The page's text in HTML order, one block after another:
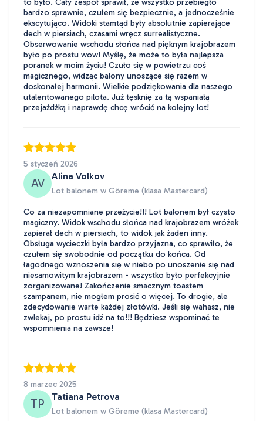
to było. Cały zespół sprawił, że wszystko przebiegło
bardzo sprawnie, czułem się bezpiecznie, a jednocześnie
ekscytująco. Widoki stamtąd były absolutnie zapierające
dech w piersiach, czasami wręcz surrealistyczne.
Obserwowanie wschodu słońca nad pięknym krajobrazem
było po prostu wow! Myślę, że może to była najlepsza
poranek w moim życiu! Czuło się w powietrzu coś
magicznego, widząc balony unoszące się razem w
doskonałej harmonii. Wielkie podziękowania dla naszego
utalentowanego pilota. Już tęsknię za tą wspaniałą
przejażdżką i naprawdę chcę wrócić na kolejny lot!
5 styczeń 2026
AV
Alina Volkov
Lot balonem w Göreme (klasa Mastercard)
Co za niezapomniane przeżycie!!! Lot balonem był czysto
magiczny. Widok wschodu słońca nad krajobrazem wróżek
zapierał dech w piersiach, to widok jak żaden inny.
Obsługa wycieczki była bardzo przyjazna, co sprawiło, że
czułem się swobodnie od początku do końca. Od
łagodnego wznoszenia się w niebo po unoszenie się nad
niesamowitym krajobrazem - wszystko było perfekcyjnie
zorganizowane! Zakończenie smacznym toastem
szampanem, nie mogłem prosić o więcej. To drogie, ale
zdecydowanie warte każdej złotówki. Jeśli się wahasz, nie
zwlekaj, po prostu idź na to!!! Będziesz wspominać te
wspomnienia na zawsze!
8 marzec 2025
TP
Tatiana Petrova
Lot balonem w Göreme (klasa Mastercard)